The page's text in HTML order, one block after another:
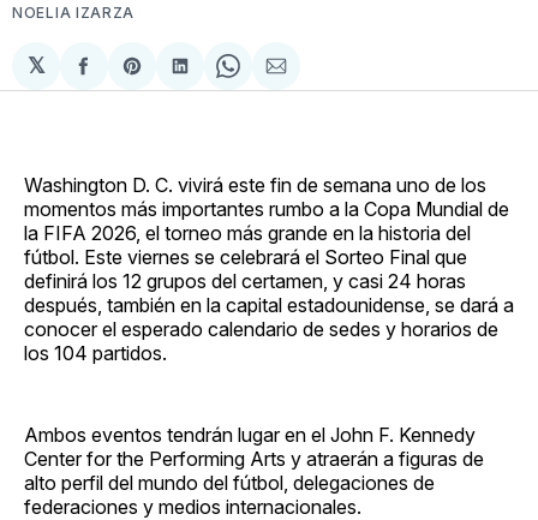
NOELIA IZARZA
𝕏
Compartir
en
Share
on
Compartir
en
Share
on
Compartir
via
Washington D. C. vivirá este fin de semana uno de los
momentos más importantes rumbo a la Copa Mundial de
la FIFA 2026, el torneo más grande en la historia del
fútbol. Este viernes se celebrará el Sorteo Final que
definirá los 12 grupos del certamen, y casi 24 horas
después, también en la capital estadounidense, se dará a
conocer el esperado calendario de sedes y horarios de
los 104 partidos.
Ambos eventos tendrán lugar en el John F. Kennedy
Center for the Performing Arts y atraerán a figuras de
alto perfil del mundo del fútbol, delegaciones de
federaciones y medios internacionales.